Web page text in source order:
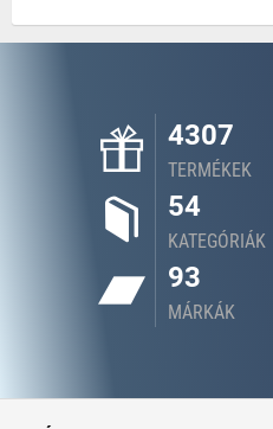
4307
TERMÉKEK
54
KATEGÓRIÁK
93
MÁRKÁK